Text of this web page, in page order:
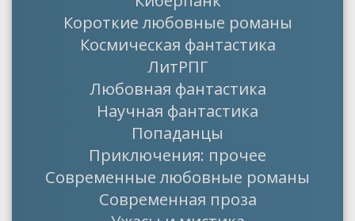
Короткие любовные романы
Космическая фантастика
ЛитРПГ
Любовная фантастика
Научная фантастика
Попаданцы
Приключения: прочее
Современные любовные романы
Современная проза